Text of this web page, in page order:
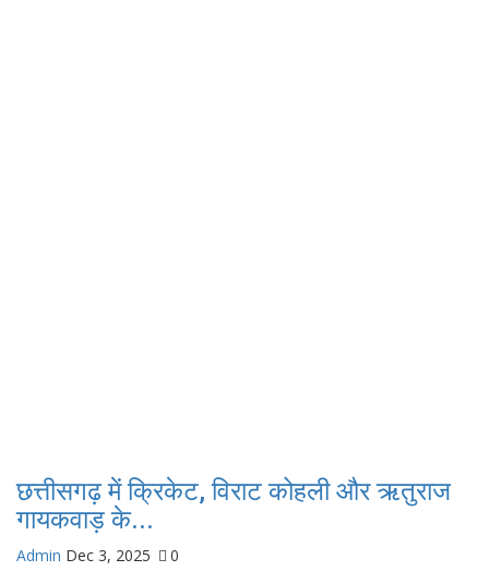
छत्तीसगढ़ में क्रिकेट, विराट कोहली और ऋतुराज
गायकवाड़ के...
Admin Dec 3, 2025 0